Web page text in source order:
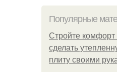
Популярные
Стройте
сделать
плиту своими